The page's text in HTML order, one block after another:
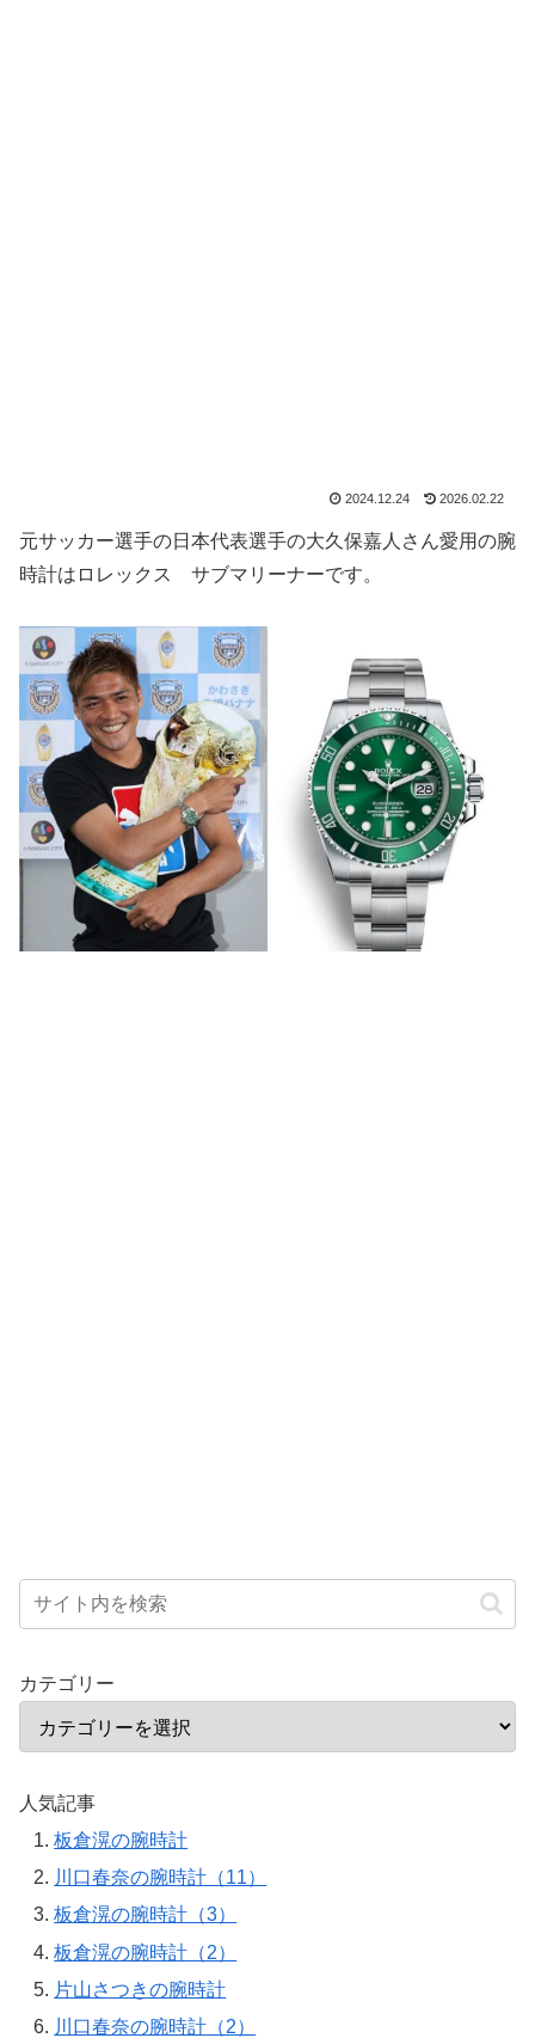
2024.12.24 2026.02.22
元サッカー選手の日本代表選手の大久保嘉人さん愛用の腕
時計はロレックス サブマリーナーです。
カテゴリー
人気記事
板倉滉の腕時計
川口春奈の腕時計（11）
板倉滉の腕時計（3）
板倉滉の腕時計（2）
片山さつきの腕時計
川口春奈の腕時計（2）